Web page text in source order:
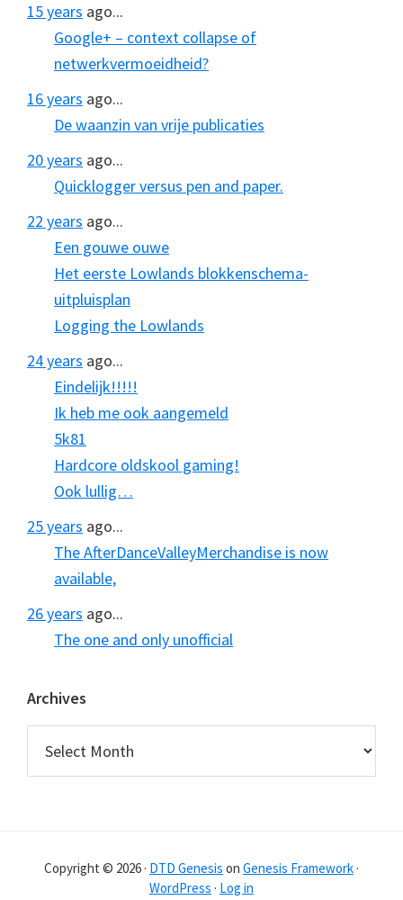
15 years ago...
Google+ – context collapse of
netwerkvermoeidheid?
16 years ago...
De waanzin van vrije publicaties
20 years ago...
Quicklogger versus pen and paper.
22 years ago...
Een gouwe ouwe
Het eerste Lowlands blokkenschema-
uitpluisplan
Logging the Lowlands
24 years ago...
Eindelijk!!!!!
Ik heb me ook aangemeld
5k81
Hardcore oldskool gaming!
Ook lullig…
25 years ago...
The AfterDanceValleyMerchandise is now
available,
26 years ago...
The one and only unofficial
Archives
Copyright © 2026 · DTD Genesis on Genesis Framework ·
WordPress · Log in